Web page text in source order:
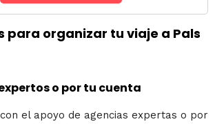
para organizar tu viaje a Pals
o por tu cuenta
el apoyo de agencias expertas o por